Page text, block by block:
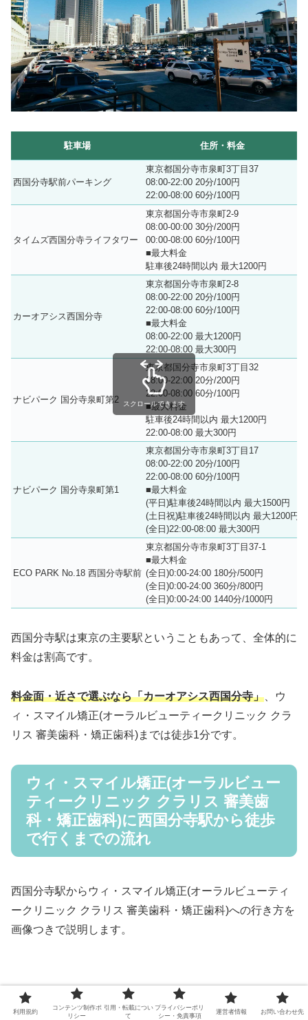
駐車場 住所・料金
西国分寺駅前パーキング
東京都国分寺市泉町3丁目37
08:00-22:00 20分/100円
22:00-08:00 60分/100円
タイムズ西国分寺ライフタワー
東京都国分寺市泉町2-9
08:00-00:00 30分/200円
00:00-08:00 60分/100円
■最大料金
駐車後24時間以内 最大1200円
カーオアシス西国分寺
東京都国分寺市泉町2-8
08:00-22:00 20分/100円
22:00-08:00 60分/100円
■最大料金
08:00-22:00 最大1200円
22:00-08:00 最大300円
ナビパーク 国分寺泉町第2
東京都国分寺市泉町3丁目32
08:00-22:00 20分/200円
22:00-08:00 60分/100円
■最大料金
駐車後24時間以内 最大1200円
22:00-08:00 最大300円
ナビパーク 国分寺泉町第1
東京都国分寺市泉町3丁目17
08:00-22:00 20分/100円
22:00-08:00 60分/100円
■最大料金
(平日)駐車後24時間以内 最大1500円
(土日祝)駐車後24時間以内 最大1200円
(全日)22:00-08:00 最大300円
ECO PARK No.18 西国分寺駅前
東京都国分寺市泉町3丁目37-1
■最大料金
(全日)0:00-24:00 180分/500円
(全日)0:00-24:00 360分/800円
(全日)0:00-24:00 1440分/1000円
スクロールできます
西国分寺駅は東京の主要駅ということもあって、全体的に
料金は割高です。
料金面・近さで選ぶなら「カーオアシス西国分寺」 、ウ
ィ・スマイル矯正(オーラルビューティークリニック クラ
リス 審美歯科・矯正歯科)までは徒歩1分です。
ウィ・スマイル矯正(オーラルビュー
ティークリニック クラリス 審美歯
科・矯正歯科)に西国分寺駅から徒歩
で行くまでの流れ
西国分寺駅からウィ・スマイル矯正(オーラルビューティ
ークリニック クラリス 審美歯科・矯正歯科)への行き方を
画像つきで説明します。
利用規約
コンテンツ制作ポ
リシー
引用・転載につい
て
プライバシーポリ
シー・免責事項
運営者情報 お問い合わせ先